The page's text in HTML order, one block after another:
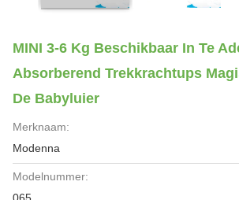
MINI 3-6 Kg Beschikbaar In Te
Absorberend Trekkrachtups
De Babyluier
Merknaam:
Modenna
Modelnummer: